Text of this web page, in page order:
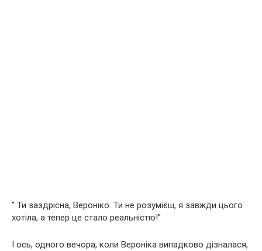
” Ти заздрісна, Вероніко. Ти не розумієш, я завжди цього
хотіла, а тепер це стало реальністю!”
І ось, одного вечора, коли Вероніка випадково дізналася,